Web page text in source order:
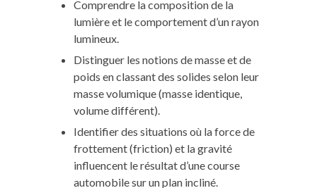
Comprendre la composition de la
lumière et le comportement d’un rayon
lumineux.
Distinguer les notions de masse et de
poids en classant des solides selon leur
masse volumique (masse identique,
volume différent).
Identifier des situations où la force de
frottement (friction) et la gravité
influencent le résultat d’une course
automobile sur un plan incliné.